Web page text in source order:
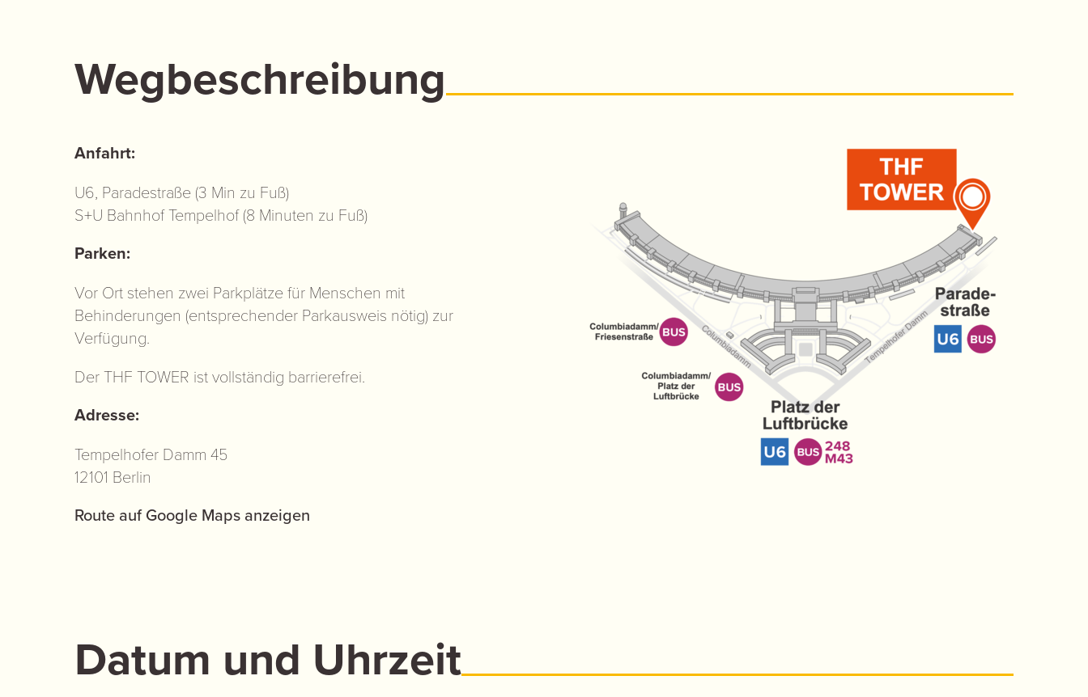
Wegbeschreibung
Anfahrt:
U6, Paradestraße (3 Min zu Fuß)
S+U Bahnhof Tempelhof (8 Minuten zu Fuß)
Parken:
Vor Ort stehen zwei Parkplätze für Menschen mit
Behinderungen (entsprechender Parkausweis nötig) zur
Verfügung.
Der THF TOWER ist vollständig barrierefrei.
Adresse:
Tempelhofer Damm 45
12101 Berlin
Route auf Google Maps anzeigen
Datum und Uhrzeit